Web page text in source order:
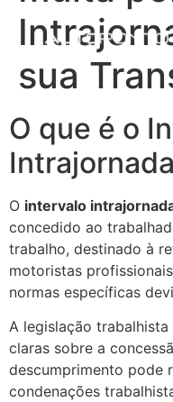
sua
O que é o
O intervalo
concedido ao
trabalho, destinado à
motoristas
normas específicas
A legislação
claras sobre a
descumprimento pode
condenações